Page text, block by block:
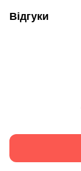
Відгуки